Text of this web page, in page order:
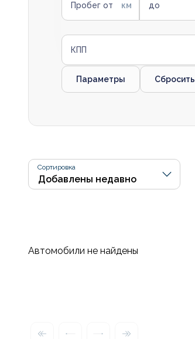
Пробег от до
КПП
Параметры Сбросить
Сортировка
Автомобили не найдены